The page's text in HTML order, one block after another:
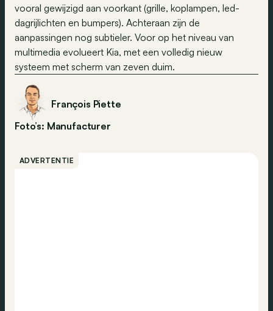
vooral gewijzigd aan voorkant (grille, koplampen, led-
dagrijlichten en bumpers). Achteraan zijn de
aanpassingen nog subtieler. Voor op het niveau van
multimedia evolueert Kia, met een volledig nieuw
systeem met scherm van zeven duim.
François Piette
Foto’s: Manufacturer
ADVERTENTIE